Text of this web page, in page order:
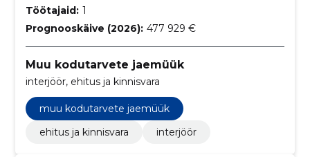
Töötajaid: 1
Prognooskäive (2026): 477 929 €
Muu kodutarvete jaemüük
interjöör, ehitus ja kinnisvara
muu kodutarvete jaemüük
ehitus ja kinnisvara
interjöör